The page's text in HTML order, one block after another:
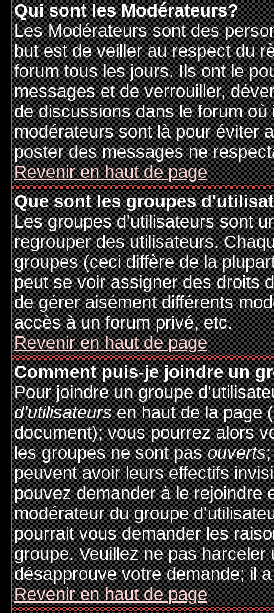
Qui sont les Modérateurs?
Les Modérateurs sont des
but est de veiller au respect du
forum tous les jours. Ils ont le
messages et de verrouiller,
de discussions dans le forum
modérateurs sont là pour éviter
poster des messages ne
Revenir en haut de page
Que sont les groupes
Les groupes d'utilisateurs sont
regrouper des utilisateurs.
groupes (ceci diffère de la
peut se voir assigner des droits
de gérer aisément différents
accès à un forum privé, etc.
Revenir en haut de page
Comment puis-je joindre un
Pour joindre un groupe
d'utilisateursen haut de la page
document); vous pourrez alors
les groupes ne sont pasouverts
peuvent avoir leurs effectifs
pouvez demander à le rejoindre
modérateur du groupe
pourrait vous demander les
groupe. Veuillez ne pas
désapprouve votre demande; il
Revenir en haut de page